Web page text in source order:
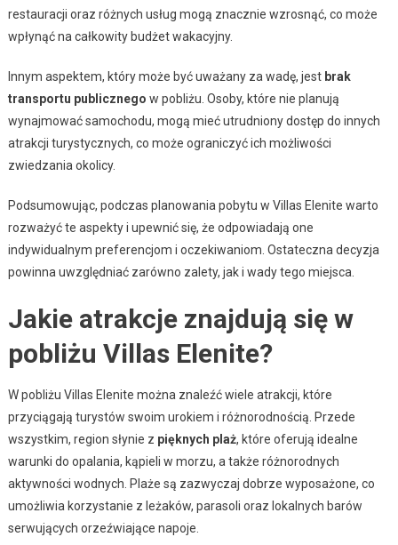
restauracji oraz różnych usług mogą znacznie wzrosnąć, co może
wpłynąć na całkowity budżet wakacyjny.
Innym aspektem, który może być uważany za wadę, jest brak
transportu publicznego w pobliżu. Osoby, które nie planują
wynajmować samochodu, mogą mieć utrudniony dostęp do innych
atrakcji turystycznych, co może ograniczyć ich możliwości
zwiedzania okolicy.
Podsumowując, podczas planowania pobytu w Villas Elenite warto
rozważyć te aspekty i upewnić się, że odpowiadają one
indywidualnym preferencjom i oczekiwaniom. Ostateczna decyzja
powinna uwzględniać zarówno zalety, jak i wady tego miejsca.
Jakie atrakcje znajdują się w
pobliżu Villas Elenite?
W pobliżu Villas Elenite można znaleźć wiele atrakcji, które
przyciągają turystów swoim urokiem i różnorodnością. Przede
wszystkim, region słynie z pięknych plaż, które oferują idealne
warunki do opalania, kąpieli w morzu, a także różnorodnych
aktywności wodnych. Plaże są zazwyczaj dobrze wyposażone, co
umożliwia korzystanie z leżaków, parasoli oraz lokalnych barów
serwujących orzeźwiające napoje.